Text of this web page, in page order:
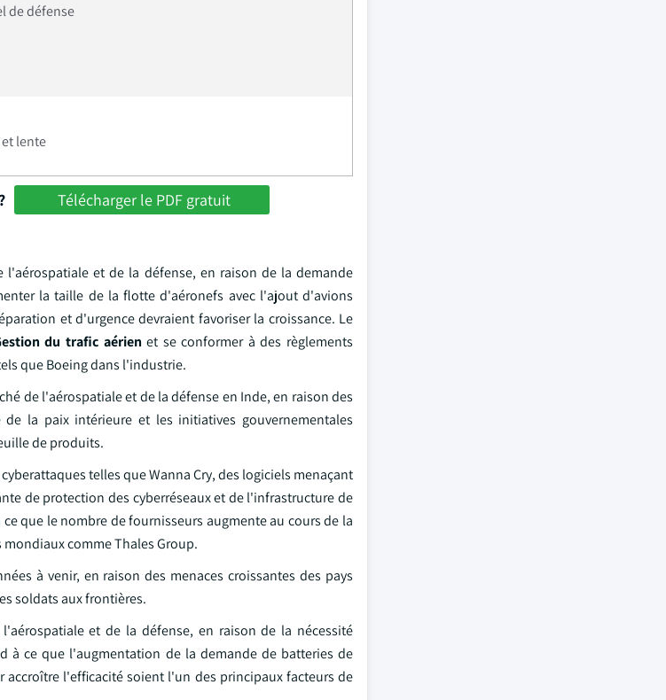
de défense
lente
Télécharger le PDF gratuit
et de la défense, en raison de la demande
la taille de la flotte d'aéronefs avec l'ajout d'avions
et d'urgence devraient favoriser la croissance. Le
du trafic aérienet se conformer à des règlements
que Boeing dans l'industrie.
de l'aérospatiale et de la défense en Inde, en raison des
la paix intérieure et les initiatives gouvernementales
de produits.
telles que Wanna Cry, des logiciels menaçant
de protection des cyberréseaux et de l'infrastructure de
que le nombre de fournisseurs augmente au cours de la
comme Thales Group.
à venir, en raison des menaces croissantes des pays
soldats aux frontières.
et de la défense, en raison de la nécessité
à ce que l'augmentation de la demande de batteries de
l'efficacité soient l'un des principaux facteurs de